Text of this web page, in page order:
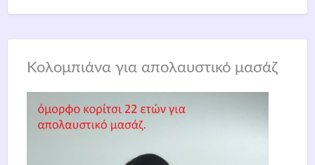
Κολομπιάνα για απολαυστικό μασάζ